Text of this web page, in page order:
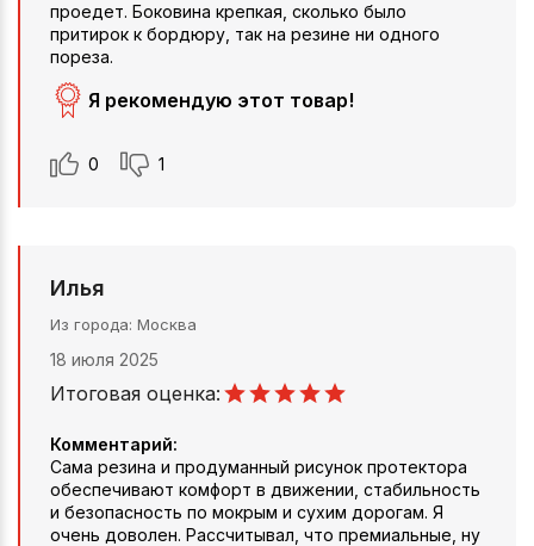
проедет. Боковина крепкая, сколько было
притирок к бордюру, так на резине ни одного
пореза.
Я рекомендую этот товар!
0 1
Илья
Из города Москва
18 июля 2025
Итоговая оценка:
Комментарий:
Сама резина и продуманный рисунок протектора
обеспечивают комфорт в движении, стабильность
и безопасность по мокрым и сухим дорогам. Я
очень доволен. Рассчитывал, что премиальные, ну